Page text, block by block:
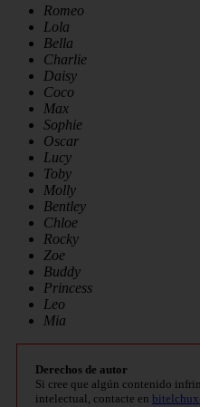
Romeo
Lola
Bella
Charlie
Daisy
Coco
Max
Sophie
Oscar
Lucy
Toby
Molly
Bentley
Chloe
Rocky
Zoe
Buddy
Princess
Leo
Mia
Derechos de autor
Si cree que algún contenido
intelectual, contacte en